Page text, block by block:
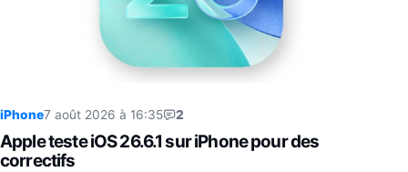
iPhone7 août 2026 à 16:35 2
Apple teste iOS 26.6.1 sur iPhone pour des
correctifs